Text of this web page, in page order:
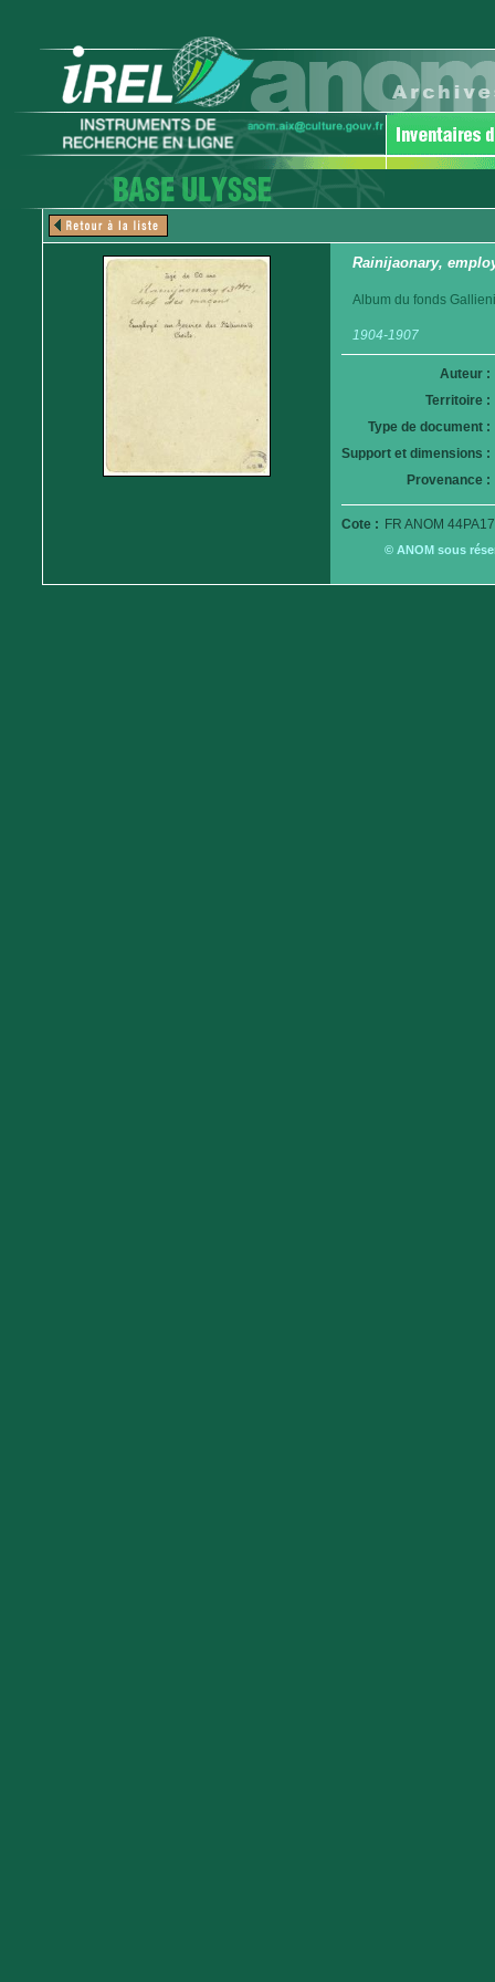
Rainijaonary,
Album du fonds
1904-1907
Auteur :
Territoire :
Type de document :
Support et dimensions :
Provenance :
Cote : FR ANOM
© ANOM sous